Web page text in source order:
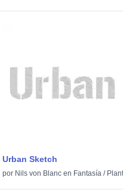
Urban Sketch
por Nils von Blanc en Fantasía /